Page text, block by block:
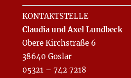
KONTAKTSTELLE
Claudia und Axel Lundbeck
Obere Kirchstraße 6
38640 Goslar
05321 – 742 7218